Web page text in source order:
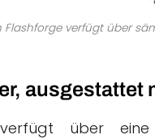
Flashforge verfügt über
über eine